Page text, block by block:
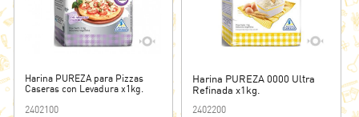
Harina PUREZA para Pizzas
Caseras con Levadura x1kg.
2402100
Harina PUREZA 0000 Ultra
Refinada x1kg.
2402200